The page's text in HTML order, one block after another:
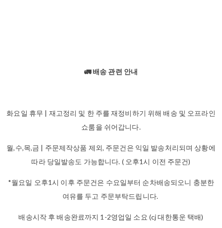
🚛 배송 관련 안내
화요일 휴무 | 재고정리 및 한 주를 재정비하기 위해 배송 및 오프라인
쇼룸을 쉬어갑니다.
월,수,목,금 | 주문제작상품 제외, 주문건은 익일 발송처리되며 상황에
따라 당일발송도 가능합니다. ( 오후1시 이전 주문건)
*월요일 오후1시 이후 주문건은 수요일부터 순차배송되오니 충분한
여유를 두고 주문부탁드립니다.
배송시작 후 배송완료까지 1-2영업일 소요 (cj 대한통운 택배)